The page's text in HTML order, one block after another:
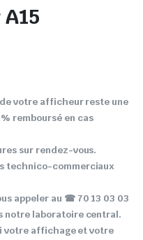
votre afficheur reste une
remboursé en cas
sur rendez-vous.
technico-commerciaux
appeler au ☎ 70 13 03 03
notre laboratoire central.
votre affichage et votre